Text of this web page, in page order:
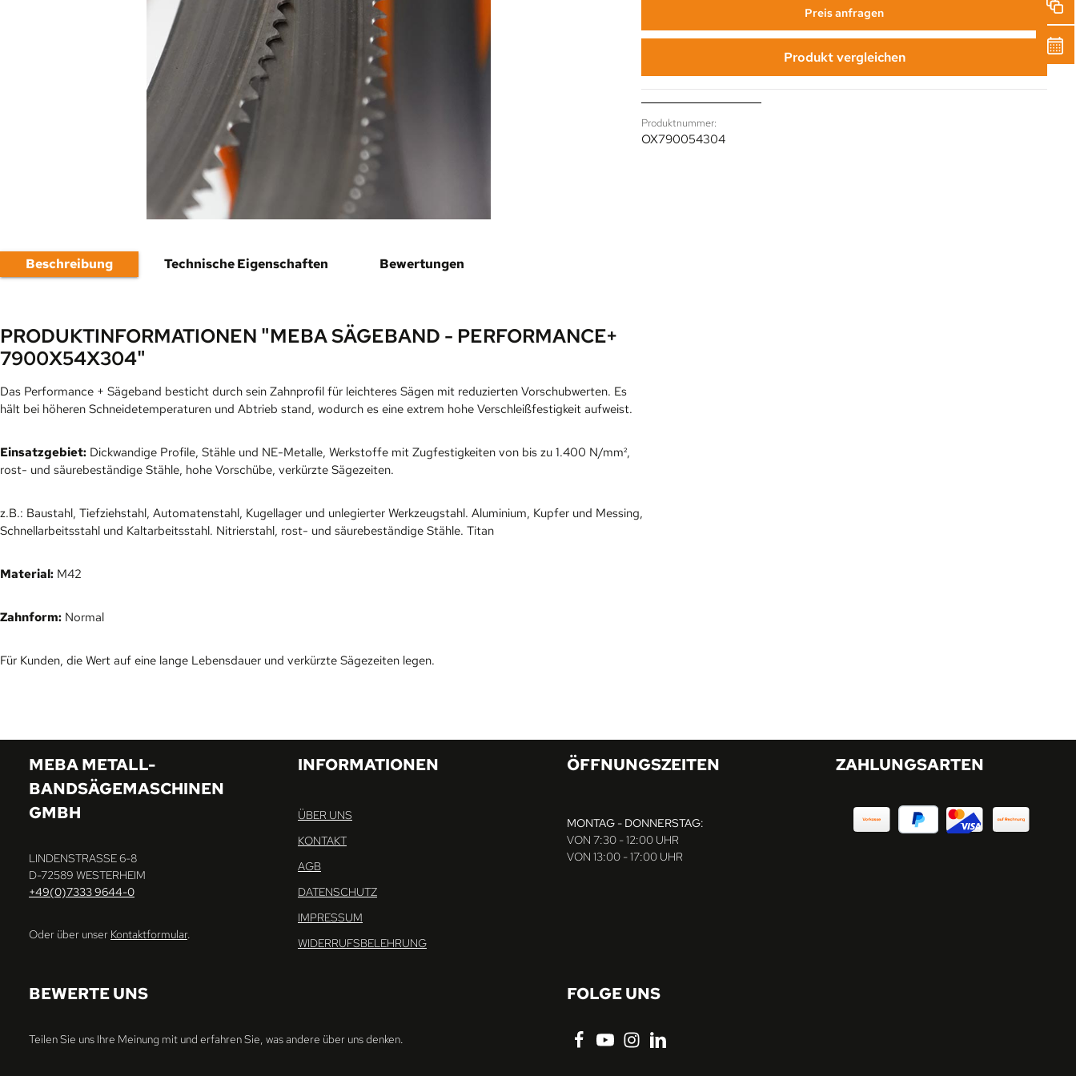
Preis anfragen
Produkt vergleichen
Produktnummer:
OX790054304
Beschreibung Technische Eigenschaften Bewertungen
PRODUKTINFORMATIONEN "MEBA SÄGEBAND - PERFORMANCE+
7900X54X304"
Das Performance + Sägeband besticht durch sein Zahnprofil für leichteres Sägen mit reduzierten Vorschubwerten. Es
hält bei höheren Schneidetemperaturen und Abtrieb stand, wodurch es eine extrem hohe Verschleißfestigkeit aufweist.
Einsatzgebiet: Dickwandige Profile, Stähle und NE-Metalle, Werkstoffe mit Zugfestigkeiten von bis zu 1.400 N/mm²,
rost- und säurebeständige Stähle, hohe Vorschübe, verkürzte Sägezeiten.
z.B.: Baustahl, Tiefziehstahl, Automatenstahl, Kugellager und unlegierter Werkzeugstahl. Aluminium, Kupfer und Messing,
Schnellarbeitsstahl und Kaltarbeitsstahl. Nitrierstahl, rost- und säurebeständige Stähle. Titan
Material: M42
Zahnform: Normal
Für Kunden, die Wert auf eine lange Lebensdauer und verkürzte Sägezeiten legen.
MEBA METALL-
BANDSÄGEMASCHINEN
GMBH
LINDENSTRASSE 6-8
D-72589 WESTERHEIM
+49(0)7333 9644-0
Oder über unser Kontaktformular.
INFORMATIONEN
ÜBER UNS
KONTAKT
AGB
DATENSCHUTZ
IMPRESSUM
WIDERRUFSBELEHRUNG
ÖFFNUNGSZEITEN
MONTAG - DONNERSTAG:
VON 7:30 - 12:00 UHR
VON 13:00 - 17:00 UHR
ZAHLUNGSARTEN
BEWERTE UNS
Teilen Sie uns Ihre Meinung mit und erfahren Sie, was andere über uns denken.
FOLGE UNS